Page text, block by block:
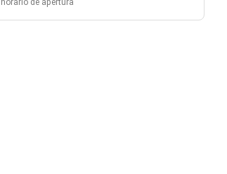
Bilbao
horario de apertura